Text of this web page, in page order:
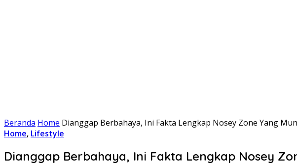
Beranda Home Dianggap Berbahaya, Ini Fakta Lengkap Nosey Zone Yang
Home, Lifestyle
Dianggap Berbahaya, Ini Fakta Lengkap Nosey